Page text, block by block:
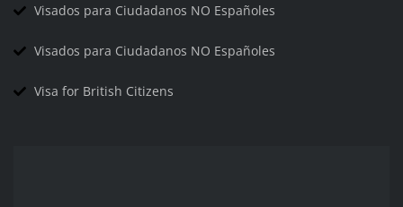
Visados para Ciudadanos NO Españoles
Visados para Ciudadanos NO Españoles
Visa for British Citizens